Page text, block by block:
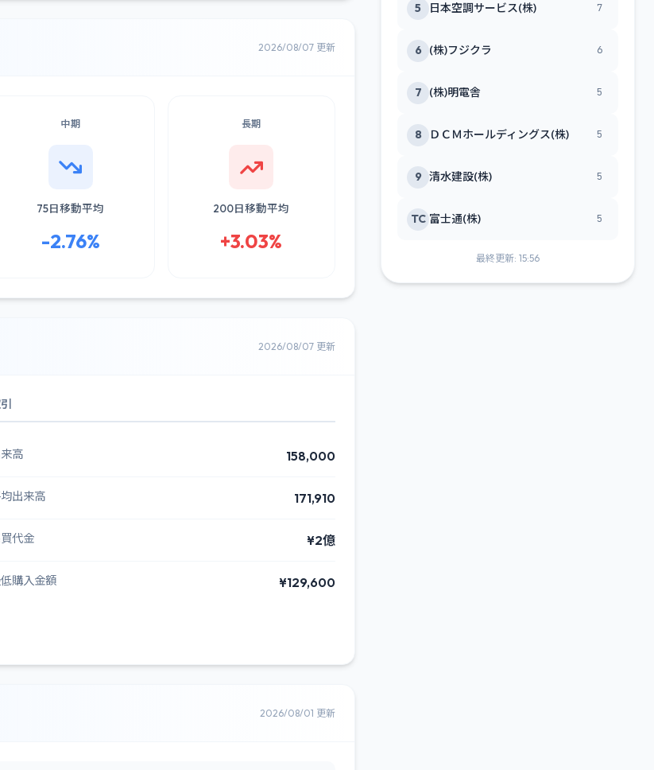
2026/08/07 更新
中期
75日移動平均
-2.76%
長期
200日移動平均
+3.03%
2026/08/07 更新
高 158,000
出来高 171,910
代金 ¥2億
購入金額 ¥129,600
2026/08/01 更新
5 日本空調サービス(株) 7
6 (株)フジクラ 6
7 (株)明電舎 5
8 ＤＣＭホールディングス(株) 5
9 清水建設(株) 5
TC 富士通(株) 5
最終更新: 15:56